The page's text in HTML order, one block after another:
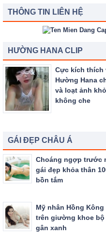
THÔNG TIN LIÊN HỆ
HƯỜNG HANA CLIP
Cực kích thích
Hường Hana
và loạt ảnh
không che
GÁI ĐẸP CHÂU Á
Choáng ngợp trước
gái đẹp khỏa thân
bồn tắm
Mỹ nhân Hồng
trên giường khoe
gân xanh